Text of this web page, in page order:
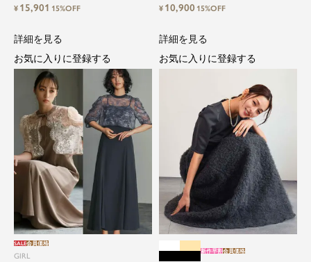
カートorワイドパンツセットアップロン
ティードレス
¥ 15,901 15%OFF ¥ 10,900 15%OFF
GIRL
SALE会員価格
詳細を見る
お気に入りに登録する
新作早割会員価格
詳細を見る
お気に入りに登録する